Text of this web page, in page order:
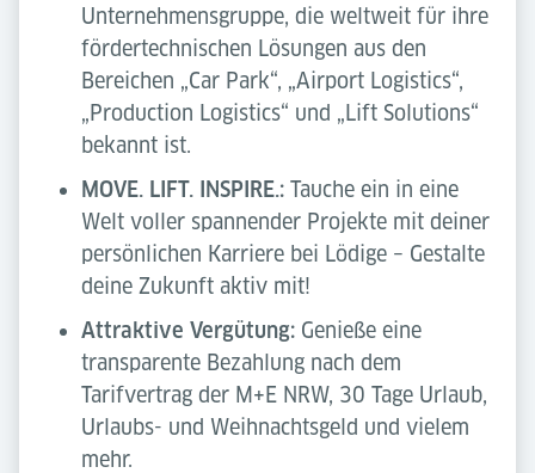
Unternehmensgruppe, die weltweit für ihre
fördertechnischen Lösungen aus den
Bereichen „Car Park“, „Airport Logistics“,
„Production Logistics“ und „Lift Solutions“
bekannt ist.
MOVE. LIFT. INSPIRE.: Tauche ein in eine
Welt voller spannender Projekte mit deiner
persönlichen Karriere bei Lödige – Gestalte
deine Zukunft aktiv mit!
Attraktive Vergütung: Genieße eine
transparente Bezahlung nach dem
Tarifvertrag der M+E NRW, 30 Tage Urlaub,
Urlaubs- und Weihnachtsgeld und vielem
mehr.